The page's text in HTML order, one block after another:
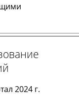
2024 г.